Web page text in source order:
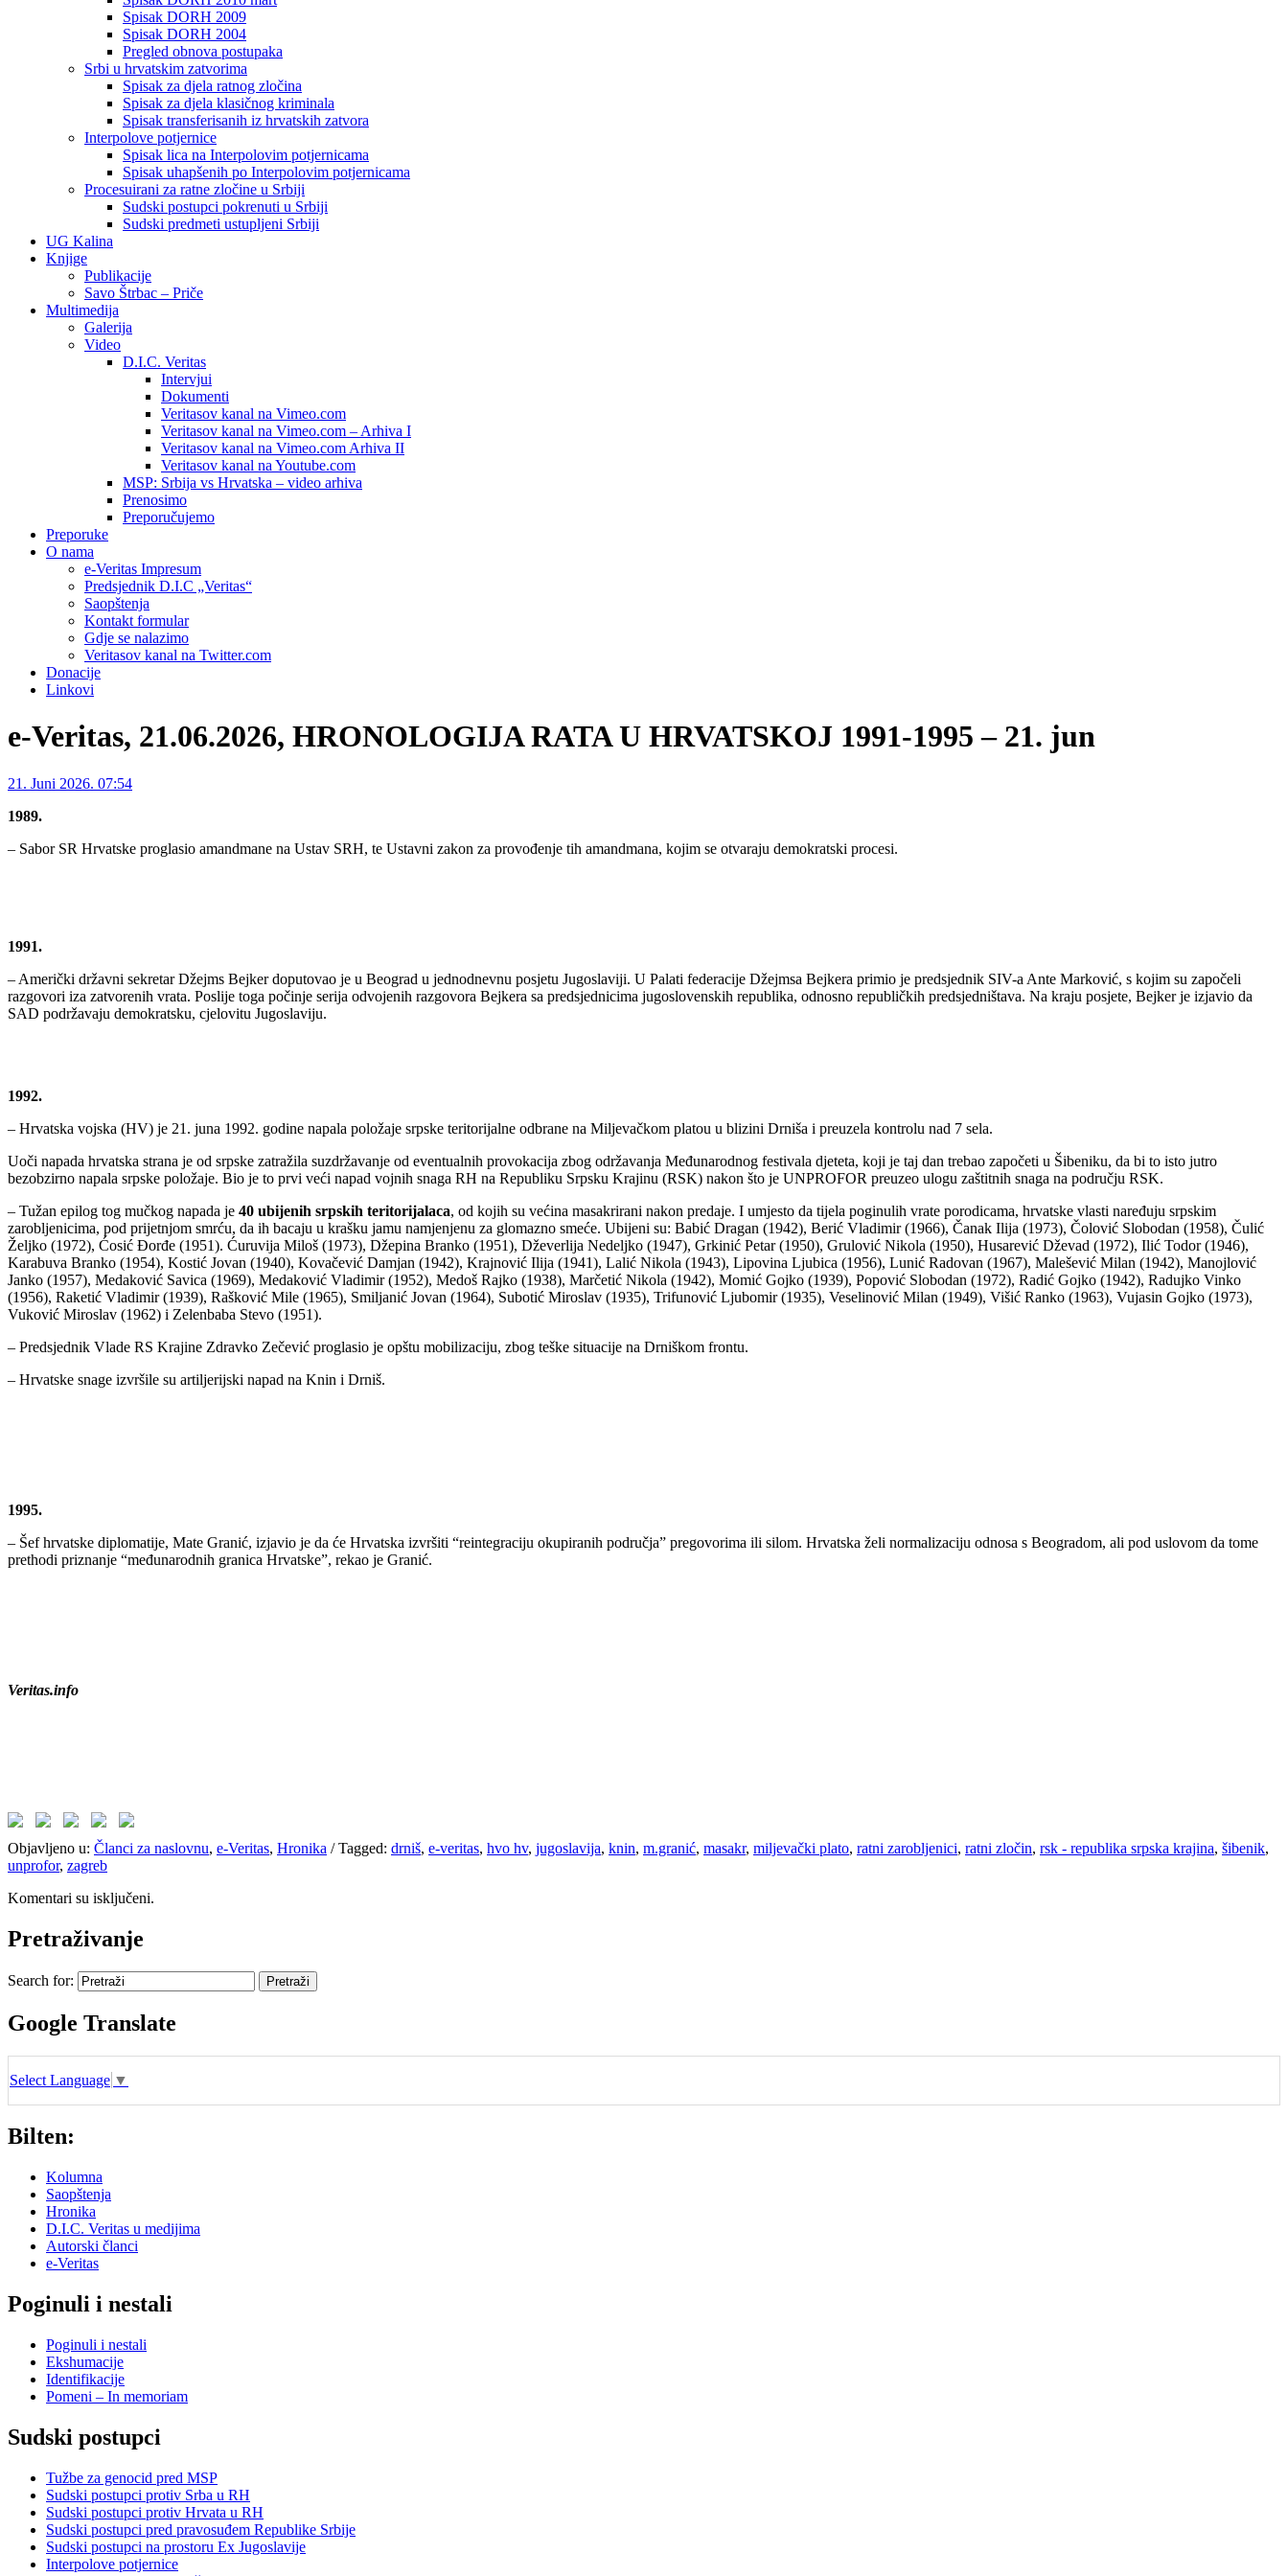
Spisak DORH 2009
Spisak DORH 2004
Pregled obnova postupaka
Srbi u hrvatskim zatvorima
Spisak za djela ratnog zločina
Spisak za djela klasičnog kriminala
Spisak transferisanih iz hrvatskih zatvora
Interpolove potjernice
Spisak lica na Interpolovim potjernicama
Spisak uhapšenih po Interpolovim potjernicama
Procesuirani za ratne zločine u Srbiji
Sudski postupci pokrenuti u Srbiji
Sudski predmeti ustupljeni Srbiji
UG Kalina
Knjige
Publikacije
Savo Štrbac – Priče
Multimedija
Galerija
Video
D.I.C. Veritas
Intervjui
Dokumenti
Veritasov kanal na Vimeo.com
Veritasov kanal na Vimeo.com – Arhiva I
Veritasov kanal na Vimeo.com Arhiva II
Veritasov kanal na Youtube.com
MSP: Srbija vs Hrvatska – video arhiva
Prenosimo
Preporučujemo
Preporuke
O nama
e-Veritas Impresum
Predsjednik D.I.C „Veritas“
Saopštenja
Kontakt formular
Gdje se nalazimo
Veritasov kanal na Twitter.com
Donacije
Linkovi
e-Veritas, 21.06.2026, HRONOLOGIJA RATA U HRVATSKOJ 1991-1995 – 21. jun
21. Juni 2026. 07:54
1989.
– Sabor SR Hrvatske proglasio amandmane na Ustav SRH, te Ustavni zakon za provođenje tih amandmana, kojim se otvaraju demokratski procesi.
1991.
– Američki državni sekretar Džejms Bejker doputovao je u Beograd u jednodnevnu posjetu Jugoslaviji. U Palati federacije Džejmsa Bejkera primio je predsjednik SIV-a Ante Marković, s kojim su započeli
razgovori iza zatvorenih vrata. Poslije toga počinje serija odvojenih razgovora Bejkera sa predsjednicima jugoslovenskih republika, odnosno republičkih predsjedništava. Na kraju posjete, Bejker je izjavio da
SAD podržavaju demokratsku, cjelovitu Jugoslaviju.
1992.
– Hrvatska vojska (HV) je 21. juna 1992. godine napala položaje srpske teritorijalne odbrane na Miljevačkom platou u blizini Drniša i preuzela kontrolu nad 7 sela.
Uoči napada hrvatska strana je od srpske zatražila suzdržavanje od eventualnih provokacija zbog održavanja Međunarodnog festivala djeteta, koji je taj dan trebao započeti u Šibeniku, da bi to isto jutro
bezobzirno napala srpske položaje. Bio je to prvi veći napad vojnih snaga RH na Republiku Srpsku Krajinu (RSK) nakon što je UNPROFOR preuzeo ulogu zaštitnih snaga na području RSK.
– Tužan epilog tog mučkog napada je 40 ubijenih srpskih teritorijalaca, od kojih su većina masakrirani nakon predaje. I umjesto da tijela poginulih vrate porodicama, hrvatske vlasti naređuju srpskim
zarobljenicima, pod prijetnjom smrću, da ih bacaju u krašku jamu namjenjenu za glomazno smeće. Ubijeni su: Babić Dragan (1942), Berić Vladimir (1966), Čanak Ilija (1973), Čolović Slobodan (1958), Čulić
Željko (1972), Ćosić Đorđe (1951). Ćuruvija Miloš (1973), Džepina Branko (1951), Dževerlija Nedeljko (1947), Grkinić Petar (1950), Grulović Nikola (1950), Husarević Dževad (1972), Ilić Todor (1946),
Karabuva Branko (1954), Kostić Jovan (1940), Kovačević Damjan (1942), Krajnović Ilija (1941), Lalić Nikola (1943), Lipovina Ljubica (1956), Lunić Radovan (1967), Malešević Milan (1942), Manojlović
Janko (1957), Medaković Savica (1969), Medaković Vladimir (1952), Medoš Rajko (1938), Marčetić Nikola (1942), Momić Gojko (1939), Popović Slobodan (1972), Radić Gojko (1942), Radujko Vinko
(1956), Raketić Vladimir (1939), Rašković Mile (1965), Smiljanić Jovan (1964), Subotić Miroslav (1935), Trifunović Ljubomir (1935), Veselinović Milan (1949), Višić Ranko (1963), Vujasin Gojko (1973),
Vuković Miroslav (1962) i Zelenbaba Stevo (1951).
– Predsjednik Vlade RS Krajine Zdravko Zečević proglasio je opštu mobilizaciju, zbog teške situacije na Drniškom frontu.
– Hrvatske snage izvršile su artiljerijski napad na Knin i Drniš.
1995.
– Šef hrvatske diplomatije, Mate Granić, izjavio je da će Hrvatska izvršiti “reintegraciju okupiranih područja” pregovorima ili silom. Hrvatska želi normalizaciju odnosa s Beogradom, ali pod uslovom da tome
prethodi priznanje “međunarodnih granica Hrvatske”, rekao je Granić.
Veritas.info
Objavljeno u: Članci za naslovnu, e-Veritas, Hronika /Tagged: drniš, e-veritas, hvo hv, jugoslavija, knin, m.granić, masakr, miljevački plato, ratni zarobljenici, ratni zločin, rsk - republika srpska krajina, šibenik,
unprofor, zagreb
Komentari su isključeni.
Pretraživanje
Search for:
Google Translate
Select Language ▼
Bilten:
Kolumna
Saopštenja
Hronika
D.I.C. Veritas u medijima
Autorski članci
e-Veritas
Poginuli i nestali
Poginuli i nestali
Ekshumacije
Identifikacije
Pomeni – In memoriam
Sudski postupci
Tužbe za genocid pred MSP
Sudski postupci protiv Srba u RH
Sudski postupci protiv Hrvata u RH
Sudski postupci pred pravosuđem Republike Srbije
Sudski postupci na prostoru Ex Jugoslavije
Interpolove potjernice